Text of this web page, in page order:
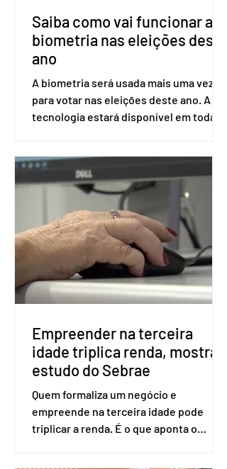
Saiba como vai funcionar a
biometria nas eleições deste
ano
A biometria será usada mais uma vez
para votar nas eleições deste ano. A
tecnologia estará disponível em todas
Apesar da requisição, a biometria não é
obrigatória para exercer o direito ao
voto. Se o título estiver regular, o
eleitor pode votar mesmo sem ter
realizado esse cadastro. Neste caso,
será exigido o documento de
identificação para acesso à urna
eletrônica. Se a urna eletrônica não
reconh
Empreender na terceira
idade triplica renda, mostra
estudo do Sebrae
Quem formaliza um negócio e
empreende na terceira idade pode
triplicar a renda. É o que aponta o